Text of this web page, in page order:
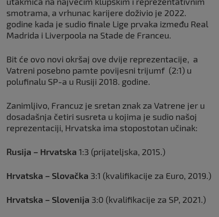
smotrama, a vrhunac karijere doživio je 2022.
godine kada je sudio finale Lige prvaka između Real
Madrida i Liverpoola na Stade de Franceu.
Bit će ovo novi okršaj ove dvije reprezentacije, a
Vatreni posebno pamte povijesni trijumf (2:1) u
polufinalu SP-a u Rusiji 2018. godine.
Zanimljivo, Francuz je sretan znak za Vatrene jer u
dosadašnja četiri susreta u kojima je sudio našoj
reprezentaciji, Hrvatska ima stopostotan učinak:
Rusija – Hrvatska 1:3 (prijateljska, 2015.)
Hrvatska – Slovačka 3:1 (kvalifikacije za Euro, 2019.)
Hrvatska – Slovenija 3:0 (kvalifikacije za SP, 2021.)